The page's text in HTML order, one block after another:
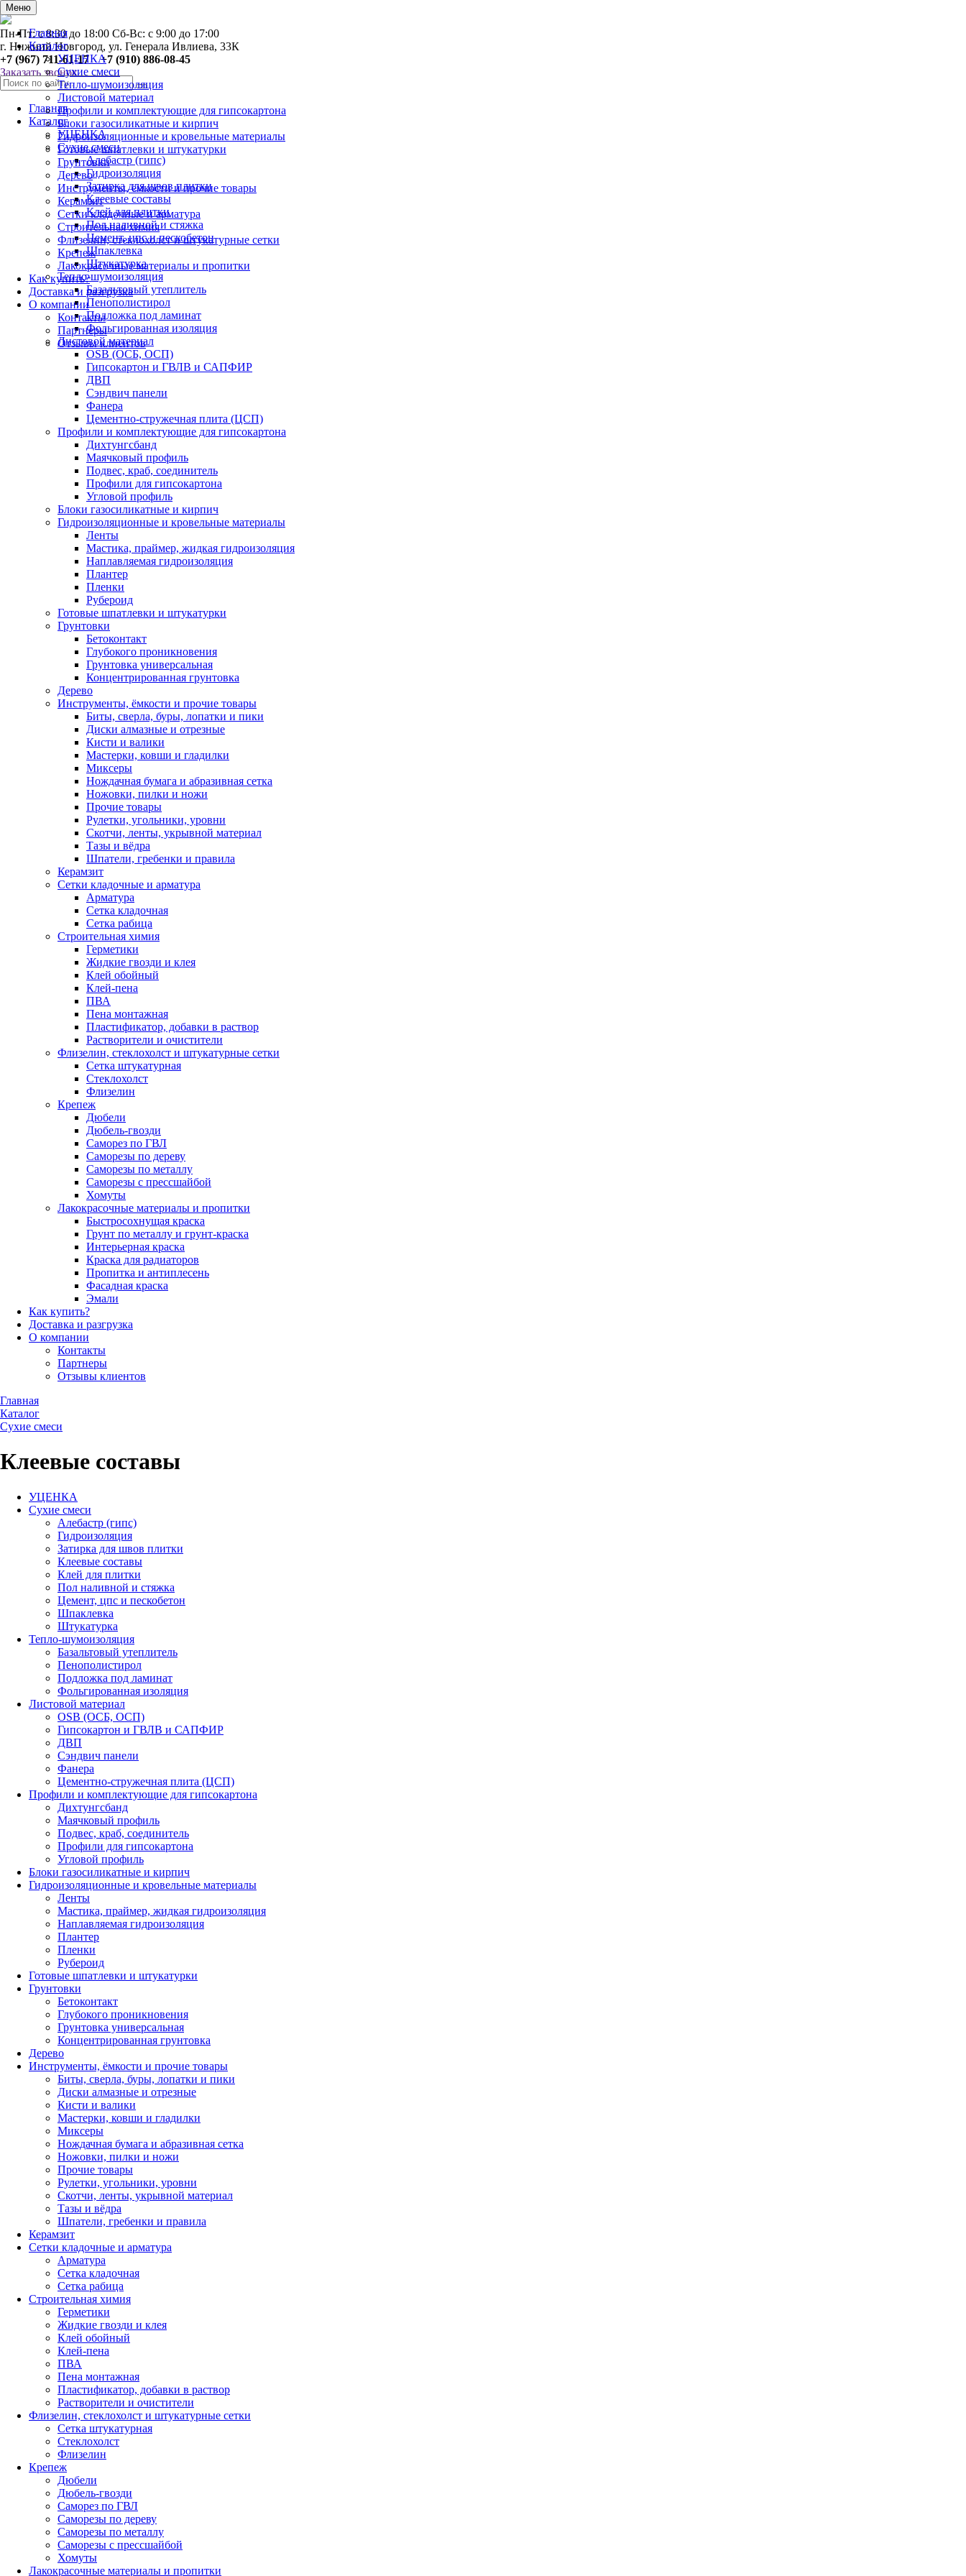
Меню
Главная
Каталог
УЦЕНКА
Сухие смеси
Тепло-шумоизоляция
Листовой материал
Профили и комплектующие для гипсокартона
Блоки газосиликатные и кирпич
Гидроизоляционные и кровельные материалы
Готовые шпатлевки и штукатурки
Грунтовки
Дерево
Инструменты, ёмкости и прочие товары
Керамзит
Сетки кладочные и арматура
Строительная химия
Флизелин, стеклохолст и штукатурные сетки
Крепеж
Лакокрасочные материалы и пропитки
Как купить?
Доставка и разгрузка
О компании
Контакты
Партнеры
Отзывы клиентов
0
Пн-Пт: с 8:30 до 18:00 Сб-Вс: с 9:00 до 17:00
г. Нижний Новгород, ул. Генерала Ивлиева, 33К
+7 (967) 711-61-17 +7 (910) 886-08-45
Заказать звонок
Главная
Каталог
УЦЕНКА
Сухие смеси
Алебастр (гипс)
Гидроизоляция
Затирка для швов плитки
Клеевые составы
Клей для плитки
Пол наливной и стяжка
Цемент, цпс и пескобетон
Шпаклевка
Штукатурка
Тепло-шумоизоляция
Базальтовый утеплитель
Пенополистирол
Подложка под ламинат
Фольгированная изоляция
Листовой материал
OSB (ОСБ, ОСП)
Гипсокартон и ГВЛВ и САПФИР
ДВП
Сэндвич панели
Фанера
Цементно-стружечная плита (ЦСП)
Профили и комплектующие для гипсокартона
Дихтунгсбанд
Маячковый профиль
Подвес, краб, соединитель
Профили для гипсокартона
Угловой профиль
Блоки газосиликатные и кирпич
Гидроизоляционные и кровельные материалы
Ленты
Мастика, праймер, жидкая гидроизоляция
Наплавляемая гидроизоляция
Плантер
Пленки
Рубероид
Готовые шпатлевки и штукатурки
Грунтовки
Бетоконтакт
Глубокого проникновения
Грунтовка универсальная
Концентрированная грунтовка
Дерево
Инструменты, ёмкости и прочие товары
Биты, сверла, буры, лопатки и пики
Диски алмазные и отрезные
Кисти и валики
Мастерки, ковши и гладилки
Миксеры
Нождачная бумага и абразивная сетка
Ножовки, пилки и ножи
Прочие товары
Рулетки, угольники, уровни
Скотчи, ленты, укрывной материал
Тазы и вёдра
Шпатели, гребенки и правила
Керамзит
Сетки кладочные и арматура
Арматура
Сетка кладочная
Сетка рабица
Строительная химия
Герметики
Жидкие гвозди и клея
Клей обойный
Клей-пена
ПВА
Пена монтажная
Пластификатор, добавки в раствор
Растворители и очистители
Флизелин, стеклохолст и штукатурные сетки
Сетка штукатурная
Стеклохолст
Флизелин
Крепеж
Дюбели
Дюбель-гвозди
Саморез по ГВЛ
Саморезы по дереву
Саморезы по металлу
Саморезы с прессшайбой
Хомуты
Лакокрасочные материалы и пропитки
Быстросохнущая краска
Грунт по металлу и грунт-краска
Интерьерная краска
Краска для радиаторов
Пропитка и антиплесень
Фасадная краска
Эмали
Как купить?
Доставка и разгрузка
О компании
Контакты
Партнеры
Отзывы клиентов
Главная
Каталог
Сухие смеси
Клеевые составы
УЦЕНКА
Сухие смеси
Алебастр (гипс)
Гидроизоляция
Затирка для швов плитки
Клеевые составы
Клей для плитки
Пол наливной и стяжка
Цемент, цпс и пескобетон
Шпаклевка
Штукатурка
Тепло-шумоизоляция
Базальтовый утеплитель
Пенополистирол
Подложка под ламинат
Фольгированная изоляция
Листовой материал
OSB (ОСБ, ОСП)
Гипсокартон и ГВЛВ и САПФИР
ДВП
Сэндвич панели
Фанера
Цементно-стружечная плита (ЦСП)
Профили и комплектующие для гипсокартона
Дихтунгсбанд
Маячковый профиль
Подвес, краб, соединитель
Профили для гипсокартона
Угловой профиль
Блоки газосиликатные и кирпич
Гидроизоляционные и кровельные материалы
Ленты
Мастика, праймер, жидкая гидроизоляция
Наплавляемая гидроизоляция
Плантер
Пленки
Рубероид
Готовые шпатлевки и штукатурки
Грунтовки
Бетоконтакт
Глубокого проникновения
Грунтовка универсальная
Концентрированная грунтовка
Дерево
Инструменты, ёмкости и прочие товары
Биты, сверла, буры, лопатки и пики
Диски алмазные и отрезные
Кисти и валики
Мастерки, ковши и гладилки
Миксеры
Нождачная бумага и абразивная сетка
Ножовки, пилки и ножи
Прочие товары
Рулетки, угольники, уровни
Скотчи, ленты, укрывной материал
Тазы и вёдра
Шпатели, гребенки и правила
Керамзит
Сетки кладочные и арматура
Арматура
Сетка кладочная
Сетка рабица
Строительная химия
Герметики
Жидкие гвозди и клея
Клей обойный
Клей-пена
ПВА
Пена монтажная
Пластификатор, добавки в раствор
Растворители и очистители
Флизелин, стеклохолст и штукатурные сетки
Сетка штукатурная
Стеклохолст
Флизелин
Крепеж
Дюбели
Дюбель-гвозди
Саморез по ГВЛ
Саморезы по дереву
Саморезы по металлу
Саморезы с прессшайбой
Хомуты
Лакокрасочные материалы и пропитки